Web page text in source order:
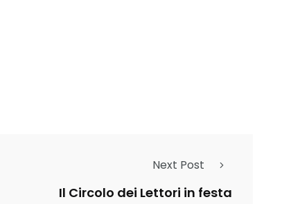
Next Post
Il Circolo dei Lettori in festa